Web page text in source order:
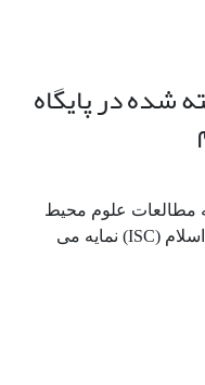
شده در پایگاه
مطالعات علوم محیط
زیست در پایگاه استنادی علوم جهان اسلام (ISC) نمایه می